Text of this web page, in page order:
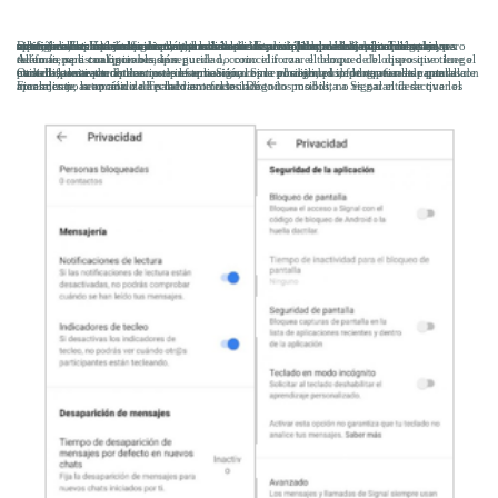
Dentro de esta opción se encuentra la lista de usuarios bloqueados, así como opciones aplicadas a las conversaciones, que van desde la posibilidad de inhabilitar las notificaciones de lectura o tecleo, hasta seleccionar un tiempo de desaparición de los mensajes. Este último funciona como la autodestrucción de mensajes en Telegram, pero configurado para cualquier chat que se inicie. Es decir, después de que el mensaje sea visto, se eliminará de los dispositivos del emisor y receptor en el tiempo que se haya seleccionado. Esta configuración también puede ser aplicada dentro de un chat en específico, en los ajustes dentro del mismo.
Además, se listan opciones de seguridad, como el forzar el bloqueo del dispositivo luego de un tiempo configurable, que puede no coincidir con el tiempo de bloqueo que tiene el teléfono para cualquier ocasión.
Otra de las características que presenta Signal es la posibilidad de bloquear las capturas de pantalla, tanto por aplicaciones externas como por el mismo uso de capturas de pantalla tradicionales estando dentro de la aplicación. Sin embargo, es importante notar que existen formas de obtener esta información, como por ejemplo, fotografiar la pantalla con otros dispositivos.
Finalmente, la opción de Teclado en modo incógnito posibilita a Signal el desactivar el aprendizaje automático de palabras o frases. De todos modos, no es garantía de que los mensajes no sean analizados mediante el teclado.